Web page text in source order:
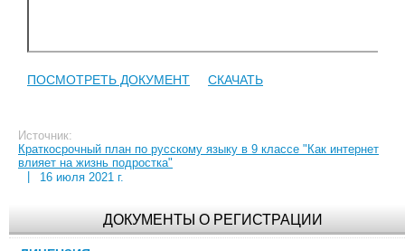
ПОСМОТРЕТЬ ДОКУМЕНТ СКАЧАТЬ
Источник:
Краткосрочный план по русскому языку в 9 классе "Как интернет
влияет на жизнь подростка"
16 июля 2021 г.
ДОКУМЕНТЫ О РЕГИСТРАЦИИ